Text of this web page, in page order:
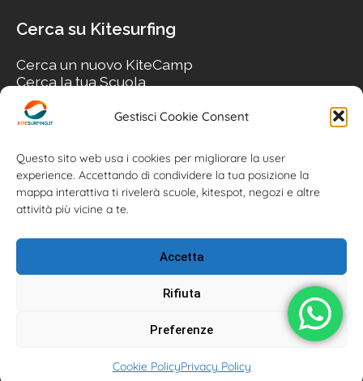
Gestisci Cookie Consent
Questo sito web usa i cookies per migliorare la user
experience. Accettando di condividere la tua posizione la
mappa interattiva ti rivelerà scuole, kitespot, negozi e altre
attività più vicine a te.
Accetta
Rifiuta
Preferenze
Cookie PolicyPrivacy Policy
Cerca su Kitesurfing
Cerca un nuovo KiteCamp
Cerca la tua Scuola
Cerca il tuo KiteSpot
Cerca Accommodation
Cerca il tuo Usato
Kitesurfing powered by Associazione Kitesurf Italiana